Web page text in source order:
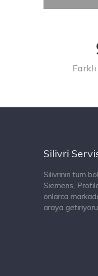
Silivri
Silivrinin tüm
Siemens,
onlarca
araya